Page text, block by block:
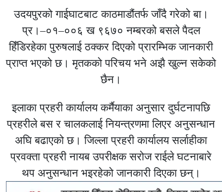
उदयपुरको गाईघाटबाट काठमाडौंतर्फ जाँदै गरेको बा।
प्र।–०१–००६ ख ९६७० नम्बरको बसले पैदल
हिँडिरहेका पुरुषलाई ठक्कर दिएको प्रारम्भिक जानकारी
प्राप्त भएको छ। मृतकको परिचय भने अझै खुल्न सकेको
छैन।
इलाका प्रहरी कार्यालय कर्मैयाका अनुसार दुर्घटनापछि
प्रहरीले बस र चालकलाई नियन्त्रणमा लिएर अनुसन्धान
अघि बढाएको छ। जिल्ला प्रहरी कार्यालय सर्लाहीका
प्रवक्ता प्रहरी नायब उपरीक्षक सरोज राईले घटनाबारे
थप अनुसन्धान भइरहेको जानकारी दिएका छन्।